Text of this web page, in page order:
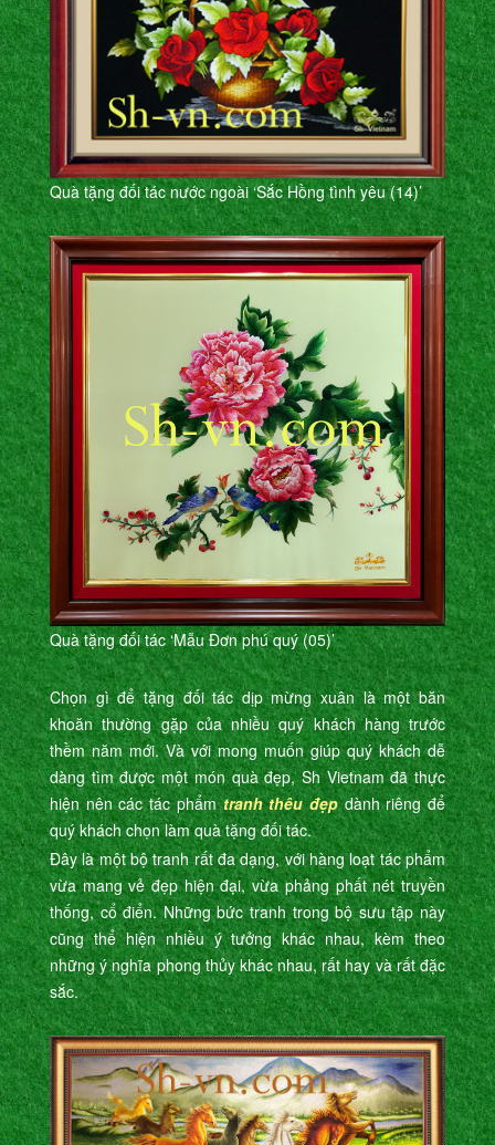
Quà tặng đối tác nước ngoài ‘Sắc Hồng tình yêu (14)’
Quà tặng đối tác ‘Mẫu Đơn phú quý (05)’
Chọn gì để tặng đối tác dịp mừng xuân là một băn
khoăn thường gặp của nhiều quý khách hàng trước
thềm năm mới. Và với mong muốn giúp quý khách dễ
dàng tìm được một món quà đẹp, Sh Vietnam đã thực
hiện nên các tác phẩmtranh thêu đẹp dành riêng để
quý khách chọn làm quà tặng đối tác.
Đây là một bộ tranh rất đa dạng, với hàng loạt tác phẩm
vừa mang vẻ đẹp hiện đại, vừa phảng phất nét truyền
thống, cổ điển. Những bức tranh trong bộ sưu tập này
cũng thể hiện nhiều ý tưởng khác nhau, kèm theo
những ý nghĩa phong thủy khác nhau, rất hay và rất đặc
sắc.